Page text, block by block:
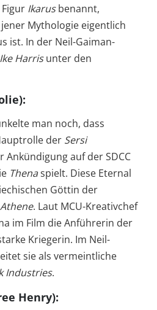
Ikarusbenannt,
jener Mythologie eigentlich
ist. In der Neil-Gaiman-
Ike Harrisunter den
:
man noch, dass
der Sersi
auf der SDCC
Thenaspielt. Diese Eternal
Göttin der
Athene. Laut MCU-Kreativchef
im Film die Anführerin der
Kriegerin. Im Neil-
sie als vermeintliche
Industries.
Henry):